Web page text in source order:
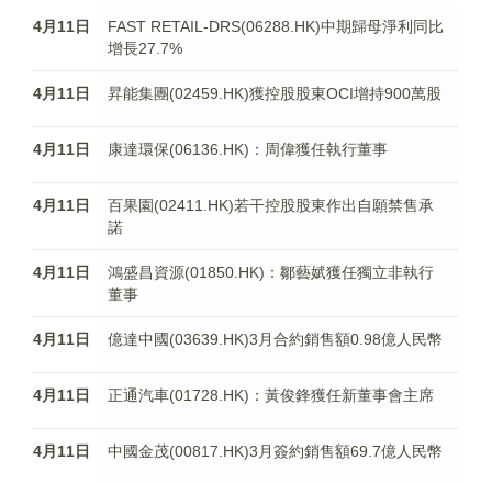
4月11日
FAST RETAIL-DRS(06288.HK)中期歸母淨利同比
增長27.7%
4月11日 昇能集團(02459.HK)獲控股股東OCI增持900萬股
4月11日 康達環保(06136.HK)：周偉獲任執行董事
4月11日
百果園(02411.HK)若干控股股東作出自願禁售承
諾
4月11日
鴻盛昌資源(01850.HK)：鄒藝娬獲任獨立非執行
董事
4月11日 億達中國(03639.HK)3月合約銷售額0.98億人民幣
4月11日 正通汽車(01728.HK)：黃俊鋒獲任新董事會主席
4月11日 中國金茂(00817.HK)3月簽約銷售額69.7億人民幣